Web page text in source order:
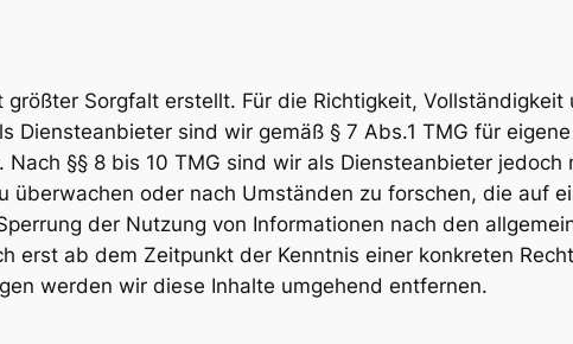
Sorgfalt erstellt. Für die Richtigkeit,
Diensteanbieter sind wir gemäß § 7 Abs.1 TMG für
§§ 8 bis 10 TMG sind wir als Diensteanbieter
überwachen oder nach Umständen zu forschen, die auf
der Nutzung von Informationen nach den
erst ab dem Zeitpunkt der Kenntnis einer konkreten
werden wir diese Inhalte umgehend entfernen.